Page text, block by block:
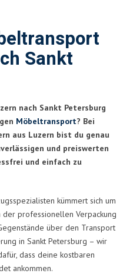
Sankt
nach Sankt Petersburg
Möbeltransport? Bei
aus Luzern bist du genau
und preiswerten
und einfach zu
kümmert sich um
der professionellen Verpackung
über den Transport
in Sankt Petersburg – wir
dass deine kostbaren
ankommen.